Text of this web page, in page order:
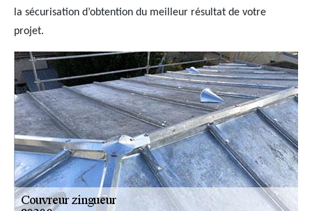
la sécurisation d’obtention du meilleur résultat de votre
projet.